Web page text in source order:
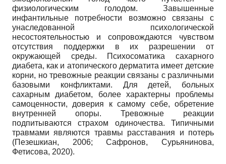
физиологическим голодом. Завышенные
инфантильные потребности возможно связаны с
унаследованной психологической
несостоятельностью и сопровождаются чувством
отсутствия поддержки в их разрешении от
окружающей среды. Психосоматика сахарного
диабета, как и атопического дерматита имеет детские
корни, но тревожные реакции связаны с различными
базовыми конфликтами. Для детей, больных
сахарным диабетом, более характерны проблемы
самоценности, доверия к самому себе, обретение
внутренней опоры. Тревожные реакции
подпитываются страхом одиночества. Типичными
травмами являются травмы расставания и потерь
(Пезешкиан, 2006; Сафронов, Сурьянинова,
Фетисова, 2020).